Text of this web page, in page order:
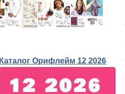
Каталог Орифлейм 12 2026